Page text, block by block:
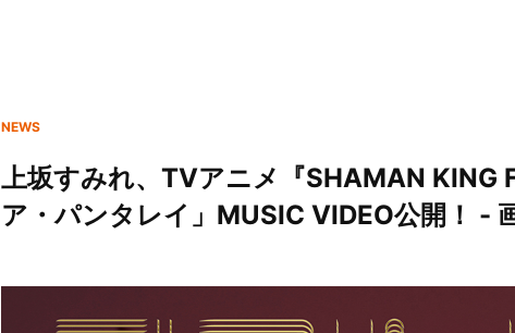
NEWS
上坂すみれ、TVアニメ『SHAMAN KING
ア・パンタレイ」MUSIC VIDEO公開！ -